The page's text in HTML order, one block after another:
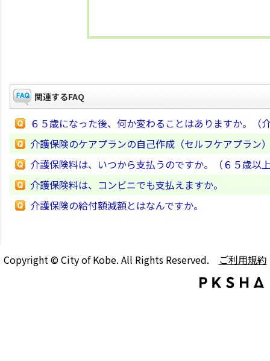
関連するFAQ
６５歳になった後、何か変わることはありますか。（
介護保険のケアプランの自己作成（セルフケアプラン
介護保険料は、いつから支払うのですか。（６５歳以
介護保険料は、コンビニでも支払えますか。
介護保険の給付額減額とはなんですか。
Copyright © City of Kobe. All Rights Reserved. ご利用規約